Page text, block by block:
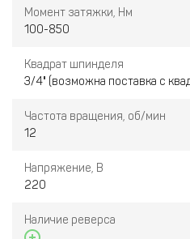
12 об/мин. Этот гайковерт
профессионалов,
использовать как в
нужд, обеспечивая
Момент затяжки, Нм
100-850
Квадрат шпинделя
3/4" (возможна поставка с
Частота вращения, об/мин
12
Напряжение, В
220
Наличие реверса